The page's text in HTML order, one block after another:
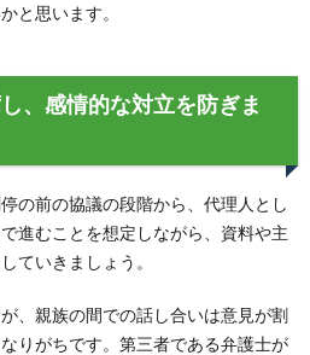
と思います。
、感情的な対立を防ぎま
の前の協議の段階から、代理人とし
進むことを想定しながら、資料や主
ていきましょう。
、親族の間での話し合いは意見が割
りがちです。第三者である弁護士が